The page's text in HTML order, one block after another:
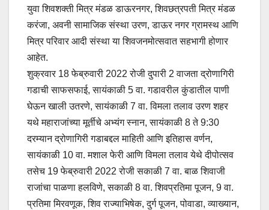
युवा शिवशक्ती मित्र मंडळ डाऊरनगर, शिवछत्रपती मित्र मंडळ
करंजा, अवनी सामाजिक संस्था उरण, डाऊर नगर ग्रामस्थ आणि
मित्र परिवार आदी संस्था या शिवजनमोत्सवात सहभागी होणार
आहेत.
शुक्रवार 18 फेब्रुवारी 2022 रोजी दुपारी 2 वाजता द्रोणागिरी
गडाची साफसफाई, सायंकाळी 5 वा. गडावरील कुंडातील पाणी
घेऊन खाली उतरणे, सायंकाळी 7 वा. विमला तलाव उरण शहर
यथे महाराजांच्या मूर्तीचे अभ्यंग स्नान, सायंकाळी 8 ते 9:30
दरम्यान द्रोणागिरी गडाबद्दल माहिती आणि इतिहास वर्णन,
सायंकाळी 10 वा. मशाल फेरी आणि विमला तलाव येथे दीपोत्सव
तसेच 19 फेब्रुवारी 2022 रोजी सकाळी 7 वा. बाळ शिवाजी
राजांचा पाळणा हलविणे, सकाळी 8 वा. शिवप्रतिमा पूजन, 9 वा.
प्रतिमा मिरवणूक, शिव राज्याभिषेक, दुर्ग पूजन, पोवाडा, व्याख्यान,